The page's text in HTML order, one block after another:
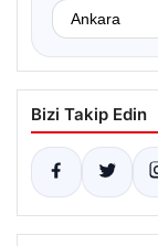
Bizi Takip Edin